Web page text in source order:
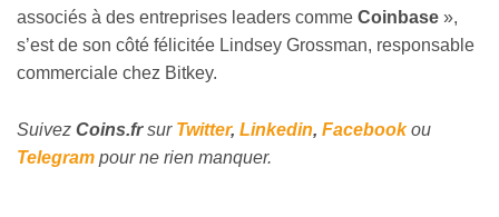
associés à des entreprises leaders comme Coinbase »,
s’est de son côté félicitée Lindsey Grossman, responsable
commerciale chez Bitkey.
Suivez Coins.frsur Twitter, Linkedin, Facebookou
Telegram pour ne rien manquer.